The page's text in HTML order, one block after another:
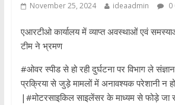
November 25, 2024 ideaadmin 0
एआरटीओ कार्यालय में व्याप्त अवस्थाओं एवं
टीम ने भ्रमण
#ओवर स्पीड से हो रही दुर्घटना पर विभाग ले
प्रक्रिया से जुड़े मामलों में अनावश्यक परेशानी न
|#मोटरसाइकिल साइलेंसर के माध्यम से फोड़े जा